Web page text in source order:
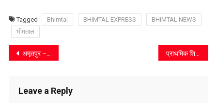
Tagged Bhimtal BHIMTAL EXPRESS
BHIMTAL NEWS
भीमताल
Post
अमृतपुर – जमरानी मोटर मार्ग पर जल्द शुरू होगा डामरीकरण कार्य: विधायक कैड़ा प्राथमिक शिक्षक संघ के पदाधिकारियों को दिलाई शपथ
Leave a Reply